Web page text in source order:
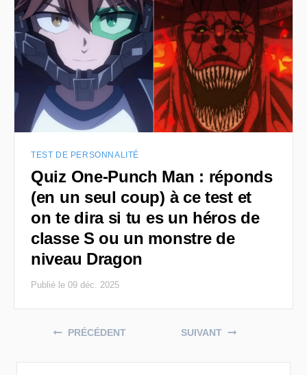
TEST DE PERSONNALITÉ
Quiz One-Punch Man : réponds
(en un seul coup) à ce test et
on te dira si tu es un héros de
classe S ou un monstre de
niveau Dragon
Publié le 09 déc. 2025
Posts navigation
PRÉCÉDENT SUIVANT